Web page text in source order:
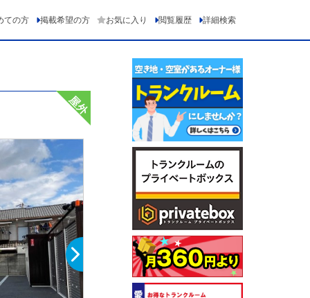
ての方 掲載希望の方 お気に入り 閲覧履歴 詳細検索